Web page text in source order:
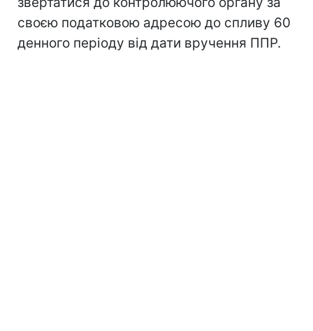
своєю податковою адресою до спливу 60
денного періоду від дати вручення ППР.